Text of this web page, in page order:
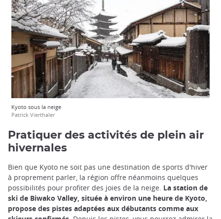
Kyoto sous la neige
Patrick Vierthaler
Pratiquer des activités de plein air
hivernales
Bien que Kyoto ne soit pas une destination de sports d'hiver
à proprement parler, la région offre néanmoins quelques
possibilités pour profiter des joies de la neige. La station de
ski de Biwako Valley, située à environ une heure de Kyoto,
propose des pistes adaptées aux débutants comme aux